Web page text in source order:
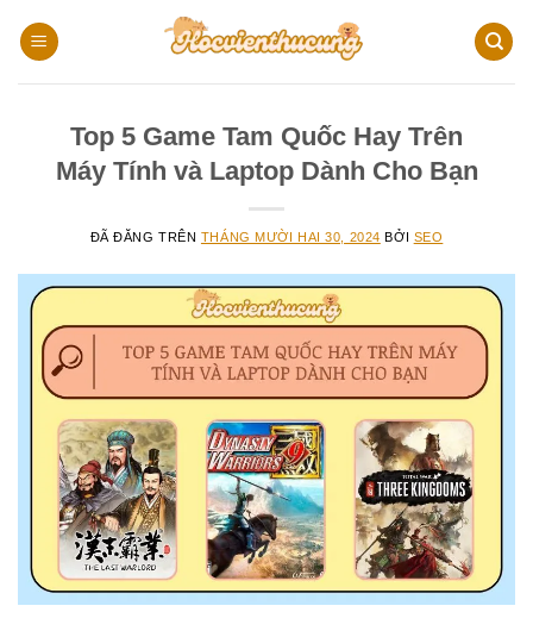
đến
Top 5 Game Tam Quốc Hay Trên
Máy Tính và Laptop Dành Cho Bạn
ĐÃ ĐĂNG TRÊN THÁNG MƯỜI HAI 30, 2024 BỞI SEO